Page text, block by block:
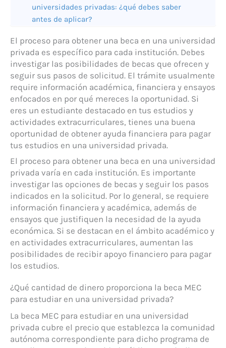
universidades privadas: ¿qué debes saber
antes de aplicar?
El proceso para obtener una beca en una universidad
privada es específico para cada institución. Debes
investigar las posibilidades de becas que ofrecen y
seguir sus pasos de solicitud. El trámite usualmente
require información académica, financiera y ensayos
enfocados en por qué mereces la oportunidad. Si
eres un estudiante destacado en tus estudios y
actividades extracurriculares, tienes una buena
oportunidad de obtener ayuda financiera para pagar
tus estudios en una universidad privada.
El proceso para obtener una beca en una universidad
privada varía en cada institución. Es importante
investigar las opciones de becas y seguir los pasos
indicados en la solicitud. Por lo general, se requiere
información financiera y académica, además de
ensayos que justifiquen la necesidad de la ayuda
económica. Si se destacan en el ámbito académico y
en actividades extracurriculares, aumentan las
posibilidades de recibir apoyo financiero para pagar
los estudios.
¿Qué cantidad de dinero proporciona la beca MEC
para estudiar en una universidad privada?
La beca MEC para estudiar en una universidad
privada cubre el precio que establezca la comunidad
autónoma correspondiente para dicho programa de